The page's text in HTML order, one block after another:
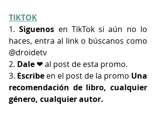
TIKTOK
1. Siguenos en TikTok si aún no lo
haces, entra al link o búscanos como
@droidetv
2. Dale ❤ al post de esta promo.
3. Escribe en el post de la promo Una
recomendación de libro, cualquier
género, cualquier autor.